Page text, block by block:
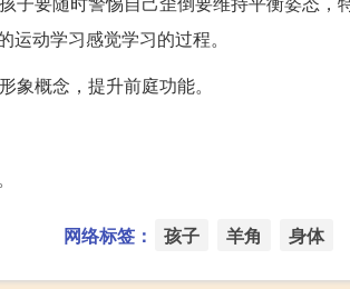
动学习感觉学习的过程。
象概念，提升前庭功能。
网络标签： 孩子 羊角 身体